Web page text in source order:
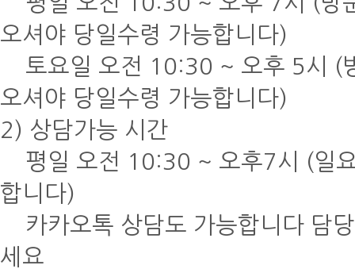
오셔야 당일수령 가능합니다)
토요일 오전 10:30 ~ 오후 5시 (
오셔야 당일수령 가능합니다)
2) 상담가능 시간
평일 오전 10:30 ~ 오후7시 (일
합니다)
카카오톡 상담도 가능합니다 담
세요